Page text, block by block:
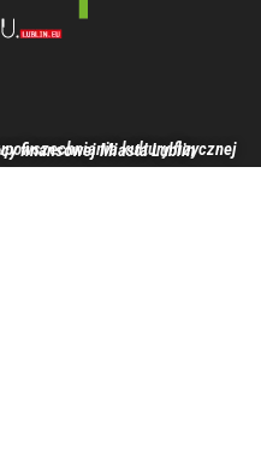
realizowane jest przy pomocy finansowej Miasta Lublin